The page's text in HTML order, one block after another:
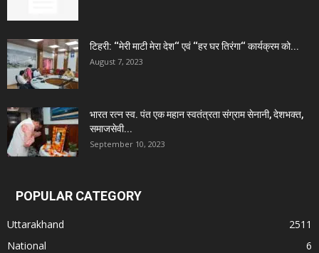
टिहरी: ‘‘मेरी माटी मेरा देश‘‘ एवं ‘‘हर घर तिरंगा‘‘ कार्यक्रम को...
August 7, 2023
भारत रत्न स्व. पंत एक महान स्वतंत्रता संग्राम सेनानी, देशभक्त,
समाजसेवी...
September 10, 2023
POPULAR CATEGORY
Uttarakhand
2511
National
6